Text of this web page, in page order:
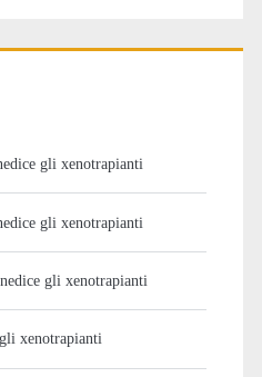
gli xenotrapianti
gli xenotrapianti
gli xenotrapianti
xenotrapianti